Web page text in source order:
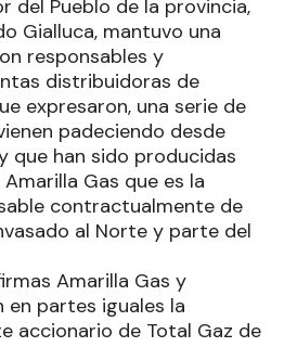
del Pueblo de la provincia,
Gialluca, mantuvo una
responsables y
distribuidoras de
expresaron, una serie de
padeciendo desde
que han sido producidas
Gas que es la
contractualmente de
al Norte y parte del
Amarilla Gas y
en partes iguales la
accionario de Total Gaz de